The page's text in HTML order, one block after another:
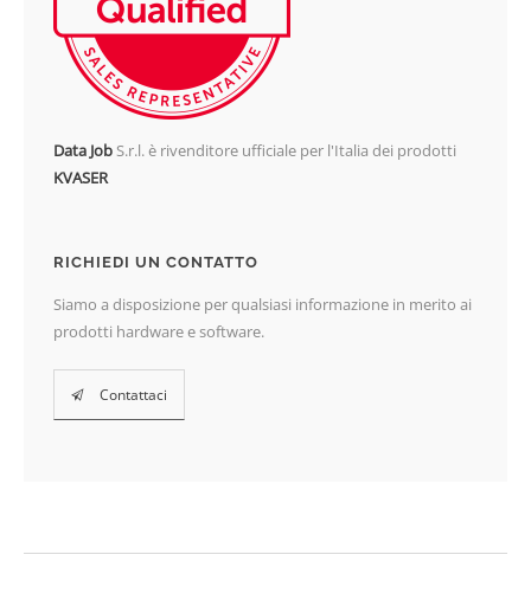
Data JobS.r.l. è rivenditore ufficiale per l'Italia dei prodotti
KVASER
RICHIEDI UN CONTATTO
Siamo a disposizione per qualsiasi informazione in merito ai
prodotti hardware e software.
Contattaci